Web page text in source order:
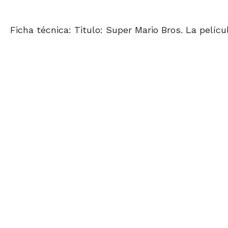
Ficha técnica: Titulo: Super Mario Bros. La